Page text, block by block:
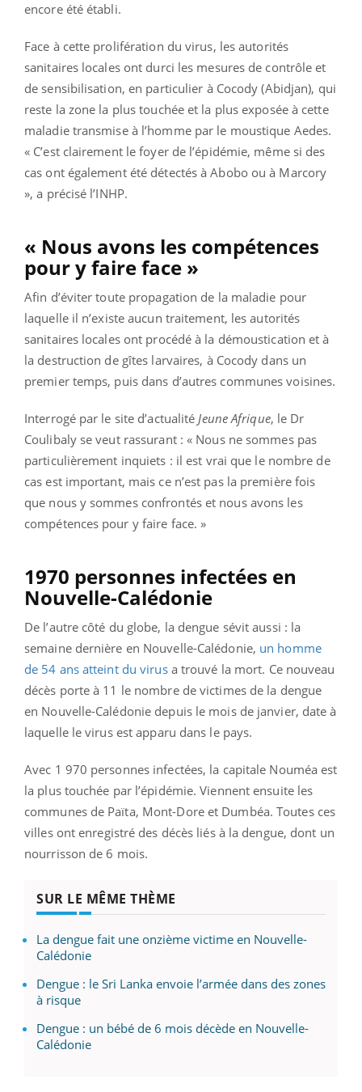
encore été établi.
Face à cette prolifération du virus, les autorités
sanitaires locales ont durci les mesures de contrôle et
de sensibilisation, en particulier à Cocody (Abidjan), qui
reste la zone la plus touchée et la plus exposée à cette
maladie transmise à l’homme par le moustique Aedes.
« C’est clairement le foyer de l’épidémie, même si des
cas ont également été détectés à Abobo ou à Marcory
», a précisé l’INHP.
« Nous avons les compétences
pour y faire face »
Afin d’éviter toute propagation de la maladie pour
laquelle il n’existe aucun traitement, les autorités
sanitaires locales ont procédé à la démoustication et à
la destruction de gîtes larvaires, à Cocody dans un
premier temps, puis dans d’autres communes voisines.
Interrogé par le site d’actualitéJeune Afrique, le Dr
Coulibaly se veut rassurant : « Nous ne sommes pas
particulièrement inquiets : il est vrai que le nombre de
cas est important, mais ce n’est pas la première fois
que nous y sommes confrontés et nous avons les
compétences pour y faire face. »
1970 personnes infectées en
Nouvelle-Calédonie
De l’autre côté du globe, la dengue sévit aussi : la
semaine dernière en Nouvelle-Calédonie, un homme
de 54 ans atteint du virusa trouvé la mort. Ce nouveau
décès porte à 11 le nombre de victimes de la dengue
en Nouvelle-Calédonie depuis le mois de janvier, date à
laquelle le virus est apparu dans le pays.
Avec 1 970 personnes infectées, la capitale Nouméa est
la plus touchée par l’épidémie. Viennent ensuite les
communes de Païta, Mont-Dore et Dumbéa. Toutes ces
villes ont enregistré des décès liés à la dengue, dont un
nourrisson de 6 mois.
SUR LE MÊME THÈME
La dengue fait une onzième victime en Nouvelle-
Calédonie
Dengue : le Sri Lanka envoie l’armée dans des zones
à risque
Dengue : un bébé de 6 mois décède en Nouvelle-
Calédonie